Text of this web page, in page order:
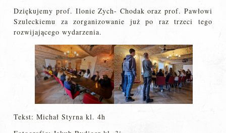
Dziękujemy prof. Ilonie Zych- Chodak oraz prof. Pawłowi
Szuleckiemu za zorganizowanie już po raz trzeci tego
rozwijającego wydarzenia.
Tekst: Michał Styrna kl. 4h